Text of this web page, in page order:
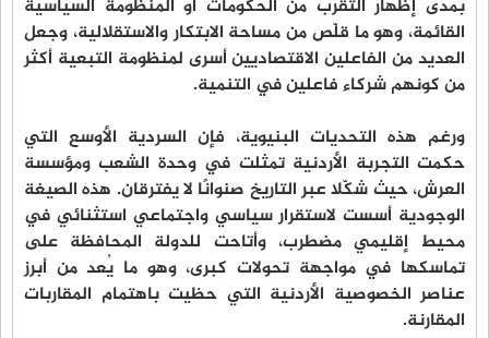
بمدى إظهار التقرّب من الحكومات أو المنظومة السياسية
القائمة، وهو ما قلّص من مساحة الابتكار والاستقلالية، وجعل
العديد من الفاعلين الاقتصاديين أسرى لمنظومة التبعية أكثر
من كونهم شركاء فاعلين في التنمية.
ورغم هذه التحديات البنيوية، فإن السردية الأوسع التي
حكمت التجربة الأردنية تمثلت في وحدة الشعب ومؤسسة
العرش، حيث شكّلا عبر التاريخ صنوانًا لا يفترقان. هذه الصيغة
الوجودية أسست لاستقرار سياسي واجتماعي استثنائي في
محيط إقليمي مضطرب، وأتاحت للدولة المحافظة على
تماسكها في مواجهة تحولات كبرى، وهو ما يُعد من أبرز
عناصر الخصوصية الأردنية التي حظيت باهتمام المقاربات
المقارنة.